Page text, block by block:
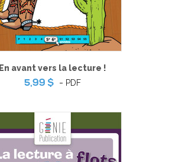
En avant vers la lecture !
5,99 $
- PDF